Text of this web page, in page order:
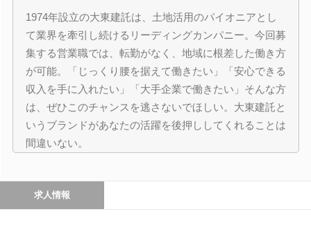
1974年設立の大東建託は、土地活用のパイオニアとし
て業界を牽引し続けるリーディングカンパニー。今回募
集する営業職では、転勤がなく、地域に根差した働き方
が可能。「じっくり腰を据えて働きたい」「安心できる
収入を手に入れたい」「大手企業で働きたい」そんな方
は、ぜひこのチャンスを逃さないでほしい。大東建託と
いうブランドがあなたの活躍を後押ししてくれることは
間違いない。
求人情報